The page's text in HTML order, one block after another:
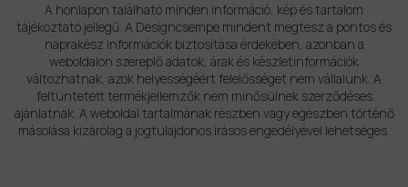
A honlapon található minden információ, kép és tartalom
tájékoztató jellegű. A Designcsempe mindent megtesz a pontos és
naprakész információk biztosítása érdekében, azonban a
weboldalon szereplő adatok, árak és készletinformációk
változhatnak, azok helyességéért felelősséget nem vállalunk. A
feltüntetett termékjellemzők nem minősülnek szerződéses
ajánlatnak. A weboldal tartalmának részben vagy egészben történő
másolása kizárólag a jogtulajdonos írásos engedélyével lehetséges.